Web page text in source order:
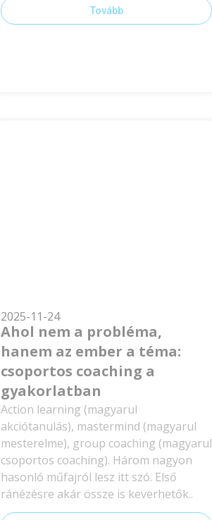
Tovább
2025-11-24
Ahol nem a probléma,
hanem az ember a téma:
csoportos coaching a
gyakorlatban
Action learning (magyarul
akciótanulás), mastermind (magyarul
mesterelme), group coaching (magyarul
csoportos coaching). Három nagyon
hasonló műfajról lesz itt szó. Első
ránézésre akár össze is keverhetők..